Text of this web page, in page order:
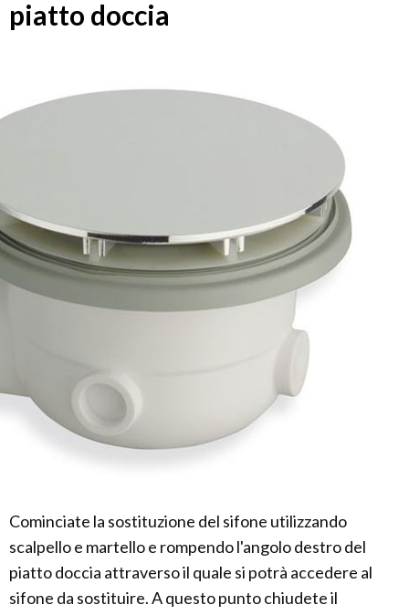
piatto doccia
Cominciate la sostituzione del sifone utilizzando
scalpello e martello e rompendo l'angolo destro del
piatto doccia attraverso il quale si potrà accedere al
sifone da sostituire. A questo punto chiudete il